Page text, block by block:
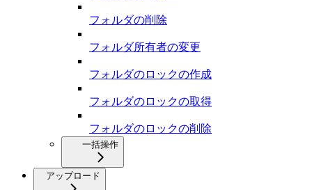
フォルダの削除
フォルダ所有者の変更
フォルダのロックの作成
フォルダのロックの取得
フォルダのロックの削除
一括操作
アップロード